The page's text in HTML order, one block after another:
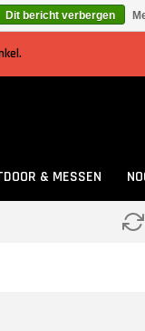
& MESSEN
Dit bericht verbergen